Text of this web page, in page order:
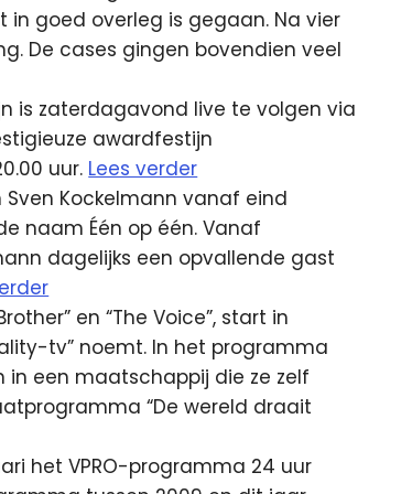
in goed overleg is gegaan. Na vier
De cases gingen bovendien veel
is zaterdagavond live te volgen via
awardfestijn
uur. Lees verder
Kockelmann vanaf eind
naam Één op één. Vanaf
dagelijks een opvallende gast
en “The Voice”, start in
tv” noemt. In het programma
in een maatschappij die ze zelf
“De wereld draait
het VPRO-programma 24 uur